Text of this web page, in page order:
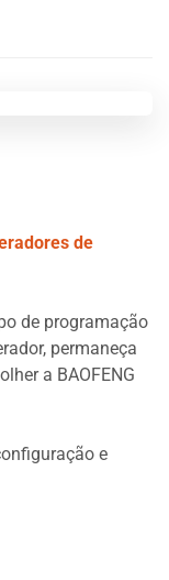
de
de programação
permaneça
a BAOFENG
e